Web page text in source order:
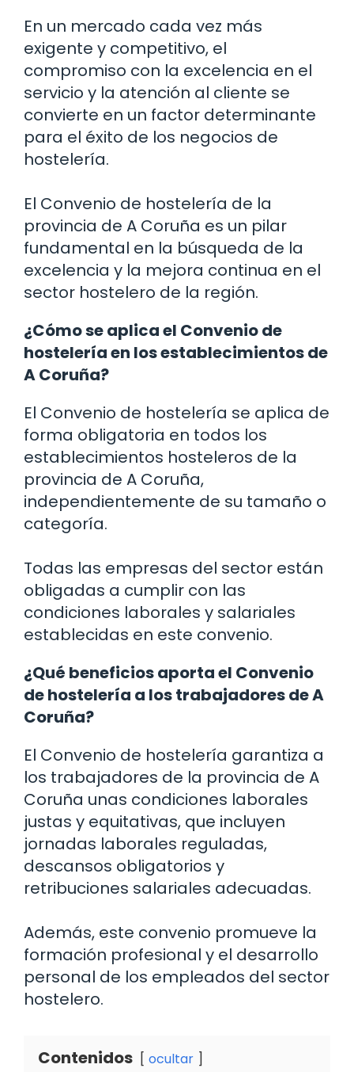
En un mercado cada vez más
exigente y competitivo, el
compromiso con la excelencia en el
servicio y la atención al cliente se
convierte en un factor determinante
para el éxito de los negocios de
hostelería.
El Convenio de hostelería de la
provincia de A Coruña es un pilar
fundamental en la búsqueda de la
excelencia y la mejora continua en el
sector hostelero de la región.
¿Cómo se aplica el Convenio de
hostelería en los establecimientos de
A Coruña?
El Convenio de hostelería se aplica de
forma obligatoria en todos los
establecimientos hosteleros de la
provincia de A Coruña,
independientemente de su tamaño o
categoría.
Todas las empresas del sector están
obligadas a cumplir con las
condiciones laborales y salariales
establecidas en este convenio.
¿Qué beneficios aporta el Convenio
de hostelería a los trabajadores de A
Coruña?
El Convenio de hostelería garantiza a
los trabajadores de la provincia de A
Coruña unas condiciones laborales
justas y equitativas, que incluyen
jornadas laborales reguladas,
descansos obligatorios y
retribuciones salariales adecuadas.
Además, este convenio promueve la
formación profesional y el desarrollo
personal de los empleados del sector
hostelero.
Contenidos ocultar